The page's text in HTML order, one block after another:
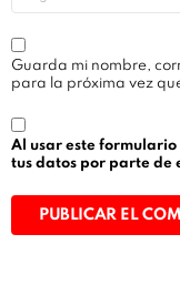
Guarda mi nombre,
para la próxima vez
Al usar este formulario
tus datos por parte de